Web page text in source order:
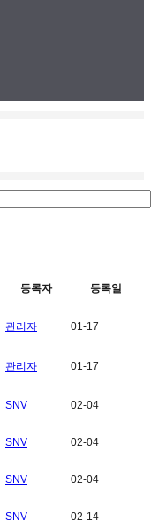
등록자 등록일
관리자 01-17
관리자 01-17
SNV 02-04
SNV 02-04
SNV 02-04
SNV 02-14